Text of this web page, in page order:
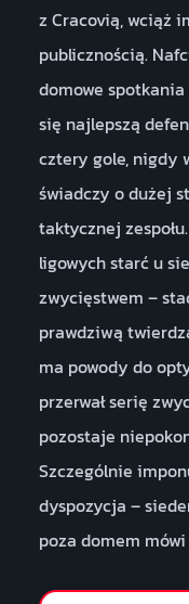
z Cracovią, wciąż
publicznością.
domowe
się najlepszą
cztery gole, nigdy
świadczy o dużej
taktycznej
ligowych starć u
zwycięstwem –
prawdziwą
ma powody do
przerwał serię
pozostaje
Szczególnie
dyspozycja –
poza domem